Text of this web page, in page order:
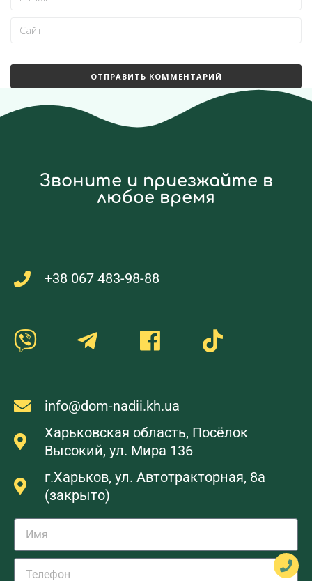
Звоните и приезжайте в
любое время
+38 067 483-98-88
info@dom-nadii.kh.ua
Харьковская область, Посёлок
Высокий, ул. Мира 136
г.Харьков, ул. Автотракторная, 8а
(закрыто)